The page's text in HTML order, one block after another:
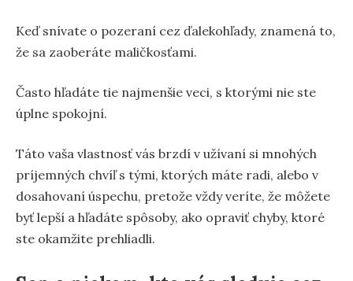
Keď snívate o pozeraní cez ďalekohľady, znamená to,
že sa zaoberáte maličkosťami.
Často hľadáte tie najmenšie veci, s ktorými nie ste
úplne spokojní.
Táto vaša vlastnosť vás brzdí v užívaní si mnohých
príjemných chvíľ s tými, ktorých máte radi, alebo v
dosahovaní úspechu, pretože vždy veríte, že môžete
byť lepší a hľadáte spôsoby, ako opraviť chyby, ktoré
ste okamžite prehliadli.